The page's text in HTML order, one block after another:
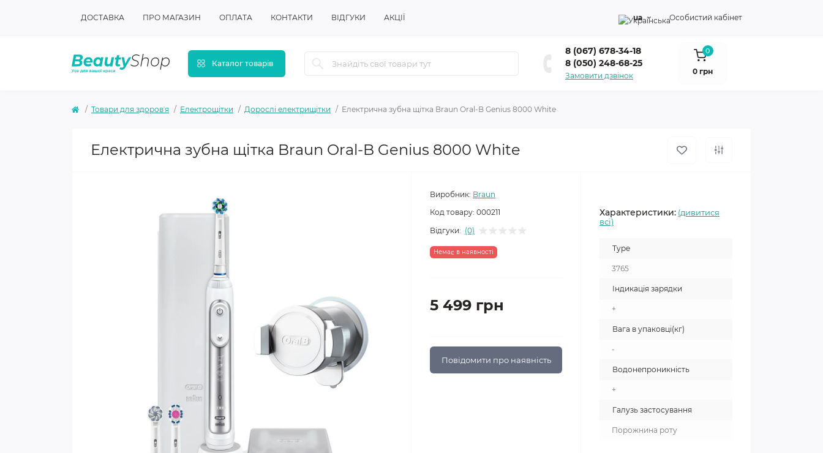
ДОСТАВКА ПРО МАГАЗИН ОПЛАТА КОНТАКТИ ВІДГУКИ АКЦІЇ ua Особистий кабінет
Каталог товарів
8 (067) 678-34-18
8 (050) 248-68-25
Замовити дзвінок
0
0 грн
Товари для здоровʼя Електрощітки Дорослі електрищітки Електрична зубна щітка Braun Oral-B Genius 8000 White
Електрична зубна щітка Braun Oral-B Genius 8000 White
Виробник: Braun
Код товару: 000211
Відгуки: (0)
Немає в наявності
5 499 грн
Повідомити про наявність
Характеристики: (дивитися
всі)
Type
3765
Індикація зарядки
+
Вага в упаковці(кг)
-
Водонепроникність
+
Галузь застосування
Порожнина роту